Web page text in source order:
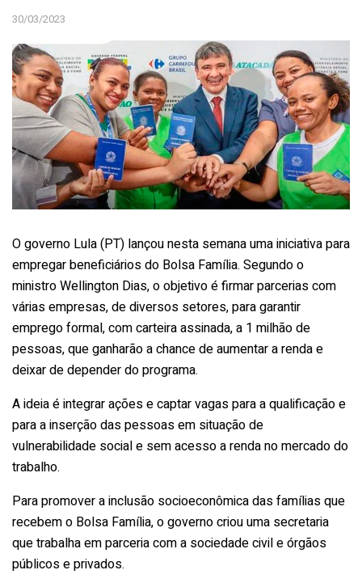
30/03/2023
O governo Lula (PT) lançou nesta semana uma iniciativa para
empregar beneficiários do Bolsa Família. Segundo o
ministro Wellington Dias, o objetivo é firmar parcerias com
várias empresas, de diversos setores, para garantir
emprego formal, com carteira assinada, a 1 milhão de
pessoas, que ganharão a chance de aumentar a renda e
deixar de depender do programa.
A ideia é integrar ações e captar vagas para a qualificação e
para a inserção das pessoas em situação de
vulnerabilidade social e sem acesso a renda no mercado do
trabalho.
Para promover a inclusão socioeconômica das famílias que
recebem o Bolsa Família, o governo criou uma secretaria
que trabalha em parceria com a sociedade civil e órgãos
públicos e privados.